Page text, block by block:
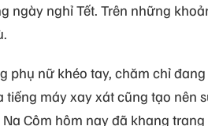
ngày nghỉ Tết. Trên những
phụ nữ khéo tay, chăm chỉ
tiếng máy xay xát cũng tạo nên
Côm hôm nay đã khang